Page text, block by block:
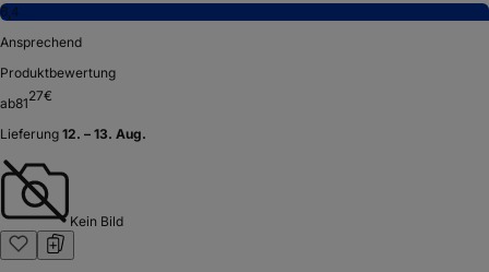
6,4
Ansprechend
Produktbewertung
ab8127€
Lieferung 12. – 13. Aug.
Kein Bild